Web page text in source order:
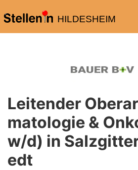
HILDESHEIM
Leitender
matologie &
w/d) in
edt